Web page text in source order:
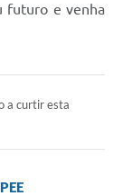
futuro e venha
a curtir esta